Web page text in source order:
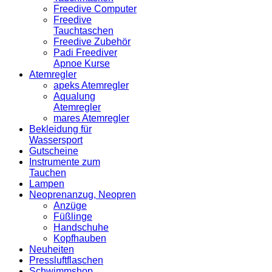
Freedive Computer
Freedive
Tauchtaschen
Freedive Zubehör
Padi Freediver
Apnoe Kurse
Atemregler
apeks Atemregler
Aqualung
Atemregler
mares Atemregler
Bekleidung für
Wassersport
Gutscheine
Instrumente zum
Tauchen
Lampen
Neoprenanzug, Neopren
Anzüge
Füßlinge
Handschuhe
Kopfhauben
Neuheiten
Pressluftflaschen